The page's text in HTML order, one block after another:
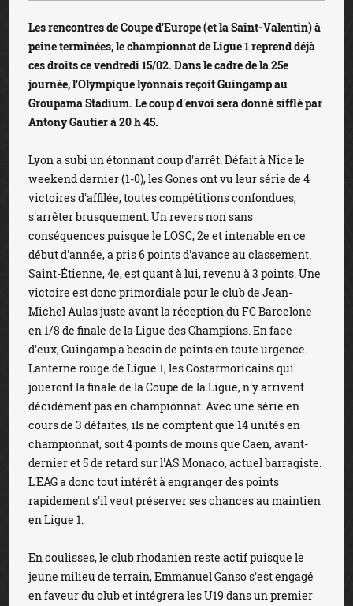
Les rencontres de Coupe d'Europe (et la Saint-Valentin) à
peine terminées, le championnat de Ligue 1 reprend déjà
ces droits ce vendredi 15/02. Dans le cadre de la 25e
journée, l'Olympique lyonnais reçoit Guingamp au
Groupama Stadium. Le coup d'envoi sera donné sifflé par
Antony Gautier à 20 h 45.
Lyon a subi un étonnant coup d'arrêt. Défait à Nice le
weekend dernier (1-0), les Gones ont vu leur série de 4
victoires d'affilée, toutes compétitions confondues,
s'arrêter brusquement. Un revers non sans
conséquences puisque le LOSC, 2e et intenable en ce
début d'année, a pris 6 points d'avance au classement.
Saint-Étienne, 4e, est quant à lui, revenu à 3 points. Une
victoire est donc primordiale pour le club de Jean-
Michel Aulas juste avant la réception du FC Barcelone
en 1/8 de finale de la Ligue des Champions. En face
d'eux, Guingamp a besoin de points en toute urgence.
Lanterne rouge de Ligue 1, les Costarmoricains qui
joueront la finale de la Coupe de la Ligue, n'y arrivent
décidément pas en championnat. Avec une série en
cours de 3 défaites, ils ne comptent que 14 unités en
championnat, soit 4 points de moins que Caen, avant-
dernier et 5 de retard sur l'AS Monaco, actuel barragiste.
L'EAG a donc tout intérêt à engranger des points
rapidement s'il veut préserver ses chances au maintien
en Ligue 1.
En coulisses, le club rhodanien reste actif puisque le
jeune milieu de terrain, Emmanuel Ganso s'est engagé
en faveur du club et intégrera les U19 dans un premier